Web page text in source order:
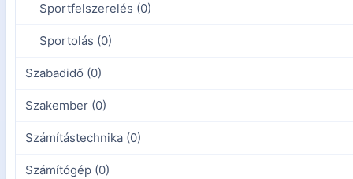
Sportfelszerelés (0)
Sportolás (0)
Szabadidő (0)
Szakember (0)
Számítástechnika (0)
Számítógép (0)